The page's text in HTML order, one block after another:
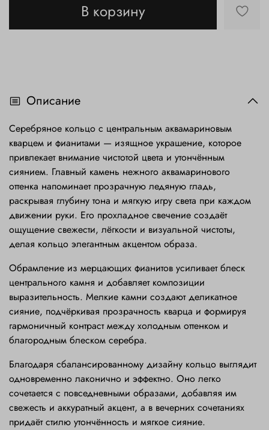
В корзину
Описание
Серебряное кольцо с центральным аквамариновым
кварцем и фианитами — изящное украшение, которое
привлекает внимание чистотой цвета и утончённым
сиянием. Главный камень нежного аквамаринового
оттенка напоминает прозрачную ледяную гладь,
раскрывая глубину тона и мягкую игру света при каждом
движении руки. Его прохладное свечение создаёт
ощущение свежести, лёгкости и визуальной чистоты,
делая кольцо элегантным акцентом образа.
Обрамление из мерцающих фианитов усиливает блеск
центрального камня и добавляет композиции
выразительность. Мелкие камни создают деликатное
сияние, подчёркивая прозрачность кварца и формируя
гармоничный контраст между холодным оттенком и
благородным блеском серебра.
Благодаря сбалансированному дизайну кольцо выглядит
одновременно лаконично и эффектно. Оно легко
сочетается с повседневными образами, добавляя им
свежесть и аккуратный акцент, а в вечерних сочетаниях
придаёт стилю утончённость и мягкое сияние.